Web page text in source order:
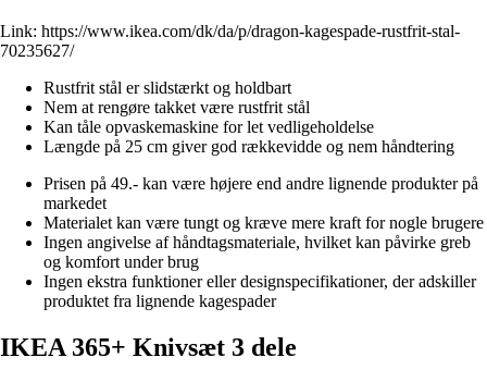
Link: https://www.ikea.com/dk/da/p/dragon-kagespade-rustfrit-stal-
70235627/
Rustfrit stål er slidstærkt og holdbart
Nem at rengøre takket være rustfrit stål
Kan tåle opvaskemaskine for let vedligeholdelse
Længde på 25 cm giver god rækkevidde og nem håndtering
Prisen på 49.- kan være højere end andre lignende produkter på
markedet
Materialet kan være tungt og kræve mere kraft for nogle brugere
Ingen angivelse af håndtagsmateriale, hvilket kan påvirke greb
og komfort under brug
Ingen ekstra funktioner eller designspecifikationer, der adskiller
produktet fra lignende kagespader
IKEA 365+ Knivsæt 3 dele